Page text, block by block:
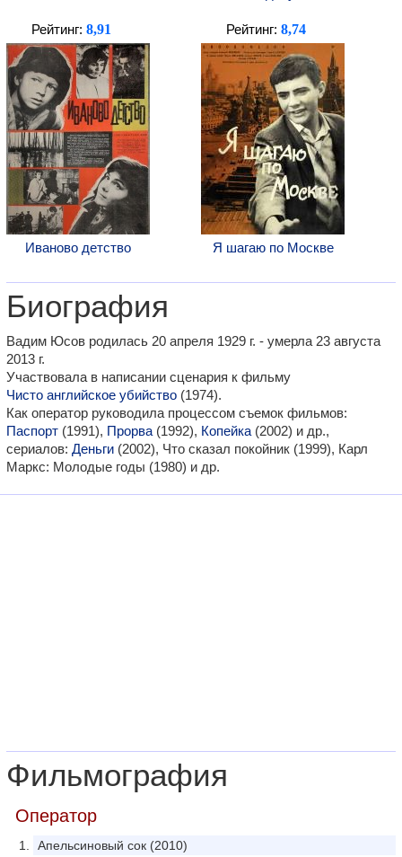
Рейтинг: 8,91
Иваново детство
Рейтинг: 8,74
Я шагаю по Москве
Биография
Вадим Юсов родилась 20 апреля 1929 г. - умерла 23 августа
2013 г.
Участвовала в написании сценария к фильму
Чисто английское убийство (1974).
Как оператор руководила процессом съемок фильмов:
Паспорт (1991), Прорва (1992), Копейка (2002) и др.,
сериалов: Деньги (2002), Что сказал покойник (1999), Карл
Маркс: Молодые годы (1980) и др.
Фильмография
Оператор
Апельсиновый сок (2010)